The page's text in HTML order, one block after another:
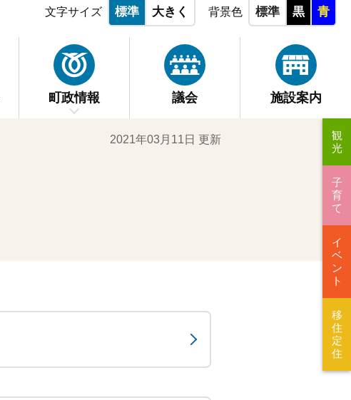
文字サイズ 標準 大きく 背景色 標準 黒 青
町政情報 議会 施設案内
2021年03月11日 更新
観
光
子
育
て
イ
ベ
ン
ト
移
住
定
住